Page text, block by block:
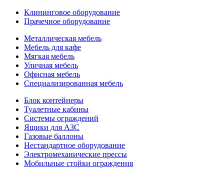
Клининговое оборудование
Прачечное оборудование
Металлическая мебель
Мебель для кафе
Мягкая мебель
Уличная мебель
Офисная мебель
Специализированная мебель
Блок контейнеры
Туалетные кабины
Системы ограждений
Ящики для АЗС
Газовые баллоны
Нестандартное оборудование
Электромеханические прессы
Мобильные стойки ограждения